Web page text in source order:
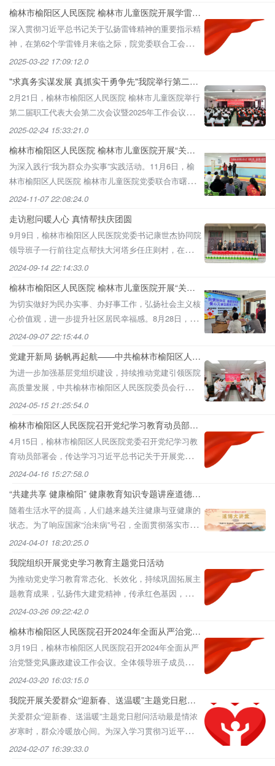
榆林市榆阳区人民医院 榆林市儿童医院开展学雷锋
践初心“爱为宝 换季清柜”爱心纺织物捐赠主题党日
活动
深入贯彻习近平总书记关于弘扬雷锋精神的重要指示精
神，在第62个学雷锋月来临之际，院党委联合工会、妇
联、团委于3月20日下午，开展学雷锋践初心“爱为宝
2025-03-22 17:09:12.0
"求真务实谋发展 真抓实干勇争先"我院举行第二届
职工代表大会第二次会议暨2025年工作会议
2月21日，榆林市榆阳区人民医院 榆林市儿童医院举行
第二届职工代表大会第二次会议暨2025年工作会议。
医院全体院级领导、职工代表、各科主任、护士长、获
2025-02-24 15:33:21.0
榆林市榆阳区人民医院 榆林市儿童医院开展“关爱
特殊儿童 用爱点亮人生”健康义诊、送温暖主题党
日活动
为深入践行“我为群众办实事”实践活动。11月6日，榆
林市榆阳区人民医院 榆林市儿童医院党委联合市曙光
慈善志愿者服务队走进榆林市星缘自闭症儿童康复教育
2024-11-07 22:08:24.0
走访慰问暖人心 真情帮扶庆团圆
9月9日，榆林市榆阳区人民医院党委书记康世杰协同院
领导班子一行前往定点帮扶大河塔乡任庄则村，在中秋
节来临之际暖心走访慰问村民。康书记看望慰问了驻村
2024-09-14 22:14:33.0
榆林市榆阳区人民医院 榆林市儿童医院开展“关爱
进社区，健康送到家”主题党日活动
为切实做好为民办实事、办好事工作，弘扬社会主义核
心价值观，进一步提升社区居民幸福感。8月28日，榆
林市榆阳区人民医院行政后勤党支部、医疗医技第二党
2024-09-07 22:15:44.0
党建开新局 扬帆再起航——中共榆林市榆阳区人民
医院委员会组织各党支部召开第一次选举会议
为进一步加强基层党组织建设，持续推动党建引领医院
高质量发展，中共榆林市榆阳区人民医院委员会行政后
勤党支部、医疗医技第一党支部、医疗医技第二党支
2024-05-15 21:25:54.0
榆林市榆阳区人民医院召开党纪学习教育动员部署
会
4月15日，榆林市榆阳区人民医院党委召开党纪学习教
育动员部署会，传达学习习近平总书记关于开展党纪学
习教育的重要讲话重要指示精神、中共中央办公厅印发
2024-04-16 15:27:58.0
“共建共享 健康榆阳” 健康教育知识专题讲座道德大
讲堂第一期
随着生活水平的提高，人们越来越关注健康与亚健康的
状态。为了响应国家“治未病”号召，全面贯彻落实市、
区健康办健康榆阳行动，以及道德大讲堂关于职工健身
2024-04-01 18:20:25.0
我院组织开展党史学习教育主题党日活动
为推动党史学习教育常态化、长效化，持续巩固拓展主
题教育成果，弘扬伟大建党精神，传承红色基因，厚植
爱国情怀。3月22日下午，榆林市榆阳区人民医院组织
2024-03-26 09:22:42.0
榆林市榆阳区人民医院召开2024年全面从严治党暨
党风廉政建设工作会议
3月19日，榆林市榆阳区人民医院召开2024年全面从严
治党暨党风廉政建设工作会议。全体领导班子成员、行
政职能科室正副主任及拟推荐各支部委员参加会议。会
2024-03-20 16:03:15.0
我院开展关爱群众“迎新春、送温暖”主题党日慰问
活动
关爱群众“迎新春、送温暖”主题党日慰问活动最是情浓
岁寒时，群众冷暖放心间。为深入学习贯彻习近平新时
代中国特色社会主义思想和党的二十大精神，巩固深化
2024-02-07 16:39:33.0